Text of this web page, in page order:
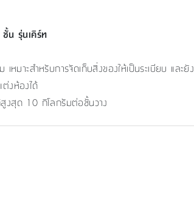
น รุ่นเคิร์ท
เหมาะสำหรับการจัดเก็บสิ่งของให้เป็นระเบียบ และยัง
ต่งห้องได้
งสุด 10 กิโลกรัมต่อชั้นวาง